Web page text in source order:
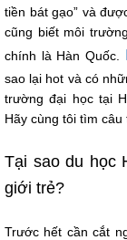
tiền bát gạo” và
cũng biết môi
chính là Hàn Quốc.
sao lại hot và có
trường đại học tại
Hãy cùng tôi tìm
Tại sao du học
giới trẻ?
Trước hết cần cắt